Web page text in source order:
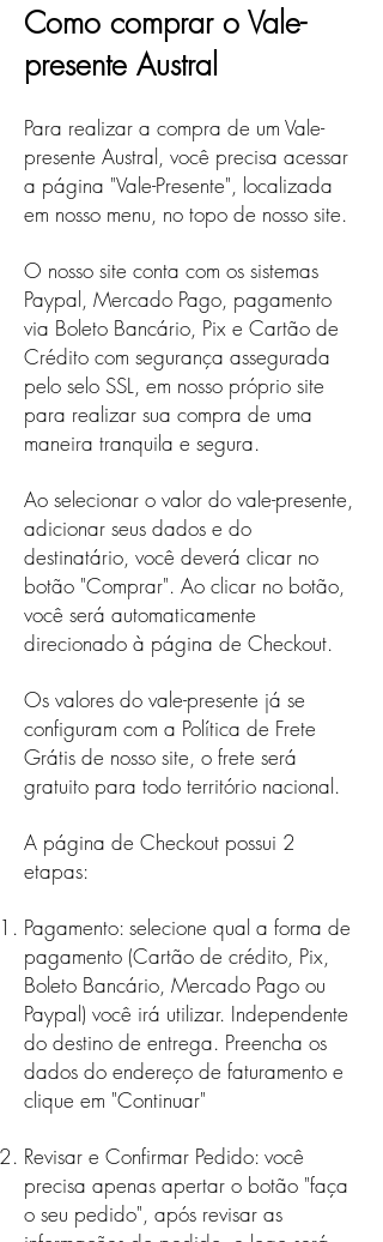
Como comprar o Vale-
presente Austral
Para realizar a compra de um Vale-
presente Austral, você precisa acessar
a página "Vale-Presente", localizada
em nosso menu, no topo de nosso site.
O nosso site conta com os sistemas
Paypal, Mercado Pago, pagamento
via Boleto Bancário, Pix e Cartão de
Crédito com segurança assegurada
pelo selo SSL, em nosso próprio site
para realizar sua compra de uma
maneira tranquila e segura.
Ao selecionar o valor do vale-presente,
adicionar seus dados e do
destinatário, você deverá clicar no
botão "Comprar". Ao clicar no botão,
você será automaticamente
direcionado à página de Checkout.
Os valores do vale-presente já se
configuram com a Política de Frete
Grátis de nosso site, o frete será
gratuito para todo território nacional.
A página de Checkout possui 2
etapas:
Pagamento: selecione qual a forma de
pagamento (Cartão de crédito, Pix,
Boleto Bancário, Mercado Pago ou
Paypal) você irá utilizar. Independente
do destino de entrega. Preencha os
dados do endereço de faturamento e
clique em "Continuar"
Revisar e Confirmar Pedido: você
precisa apenas apertar o botão "faça
o seu pedido", após revisar as